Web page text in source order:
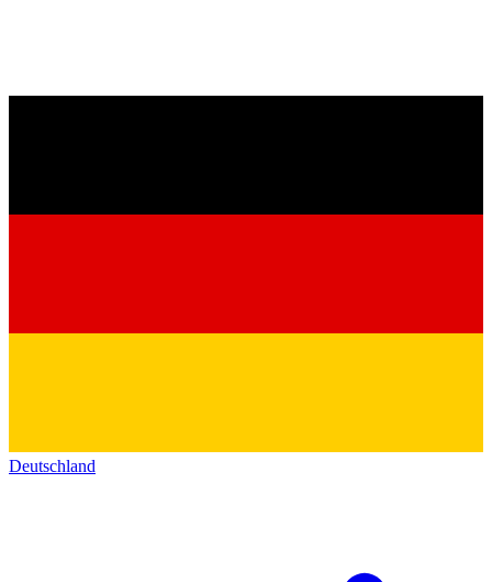
Deutschland